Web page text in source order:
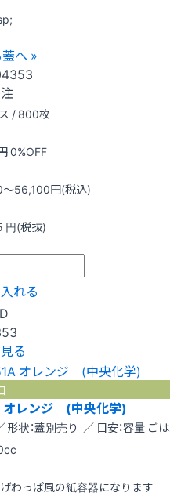
へ »
/ 800枚
0%OFF
56,100円(税込)
円(税抜)
れる
る
オレンジ (中央化学)
状：蓋別売り ／ 目安：容量 ご
わっぱ風の紙容器になります